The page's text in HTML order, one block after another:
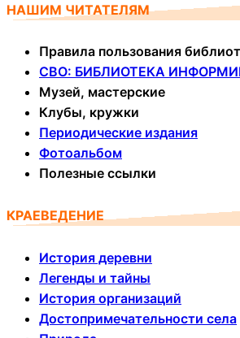
НАШИМ ЧИТАТЕЛЯМ
Правила пользования
СВО: БИБЛИОТЕКА
Музей, мастерские
Клубы, кружки
Периодические издания
Фотоальбом
Полезные ссылки
КРАЕВЕДЕНИЕ
История деревни
Легенды и тайны
История организаций
Достопримечательности села